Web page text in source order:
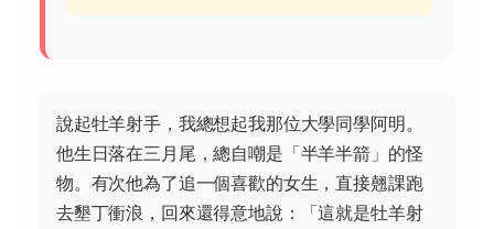
說起牡羊射手，我總想起我那位大學同學阿明。
他生日落在三月尾，總自嘲是「半羊半箭」的怪
物。有次他為了追一個喜歡的女生，直接翹課跑
去墾丁衝浪，回來還得意地說：「這就是牡羊射